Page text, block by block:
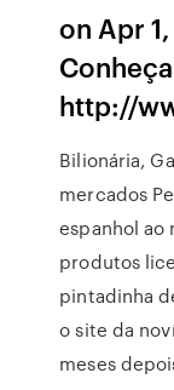
on Apr
http://
Bilionária,
mercados
espanhol
produtos
pintadinha
o site da
meses